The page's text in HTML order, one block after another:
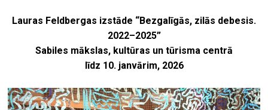
Lauras Feldbergas izstāde “Bezgalīgās, zilās debesis.
2022–2025”
Sabiles mākslas, kultūras un tūrisma centrā
līdz 10. janvārim, 2026